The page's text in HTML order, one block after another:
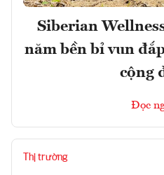
Siberian
năm bền bỉ vun
cộng
Đọc
Thị trường